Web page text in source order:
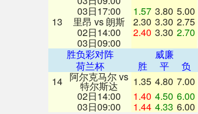
03日17:00 1.57 3.80 5.00
13 里昂 vs 朗斯 2.30 3.30 2.75
02日14:00 2.40 3.30 2.70
03日09:00
胜负彩对阵
威廉
荷兰杯
胜 平 负
14 阿尔克马尔 vs
特尔斯达 1.35 4.80 7.00
02日14:00
1.40 4.50 6.00
03日09:00 1.44 4.33 6.00